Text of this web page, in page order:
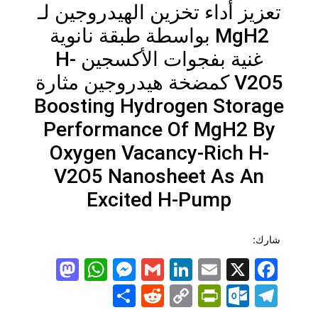
تعزيز أداء تخزين الهيدروجين لـ
MgH2 بواسطة طبقة نانوية
غنية بفجوات الأكسجين H-
V2O5 كمضخة هيدروجين مثارة
Boosting Hydrogen Storage
Performance Of MgH2 By
Oxygen Vacancy-Rich H-
V2O5 Nanosheet As An
Excited H-Pump
شارك:
Facebook
X
Email
LinkedIn
Gmail
Telegram
Outlook.com
PrintFriendly
Copy
Reddit
Share